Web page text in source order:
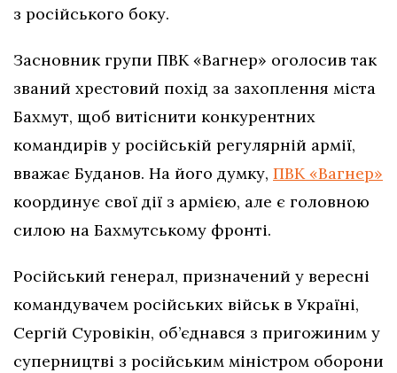
з російського боку.
Засновник групи ПВК «Вагнер» оголосив так
званий хрестовий похід за захоплення міста
Бахмут, щоб витіснити конкурентних
командирів у російській регулярній армії,
вважає Буданов. На його думку, ПВК «Вагнер»
координує свої дії з армією, але є головною
силою на Бахмутському фронті.
Російський генерал, призначений у вересні
командувачем російських військ в Україні,
Сергій Суровікін, об’єднався з пригожиним у
суперництві з російським міністром оборони